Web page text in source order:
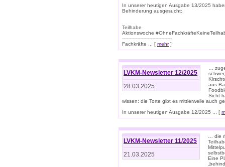
In unserer heutigen Ausgabe 13/2025
Behinderung ausgesucht:
Teilhabe
Aktionswoche
---------------------------------
Fachkräfte ... [ mehr]
LVKM-Newsletter 12/2025
28.03.2025
…
aus
Sicht
wissen: die Torte gibt es mittlerweile auch
In unserer heutigen Ausgabe 12/2025 ... [
LVKM-Newsletter 11/2025
21.03.2025
… die
Eine